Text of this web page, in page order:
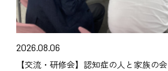
2026.08.06
【交流・研修会】認知症の人と家族の会